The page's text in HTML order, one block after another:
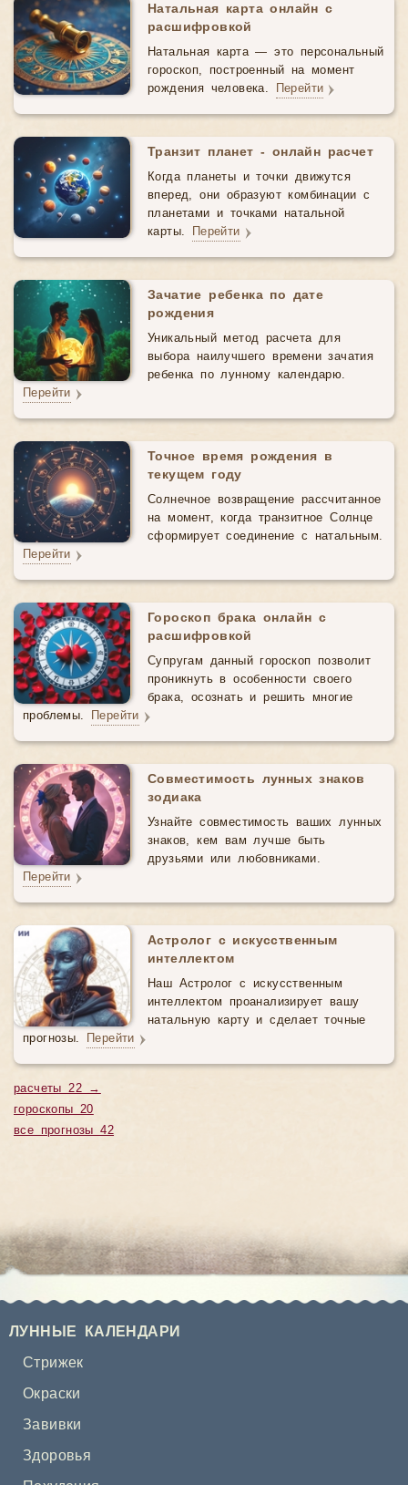
Натальная карта онлайн с
расшифровкой
Натальная карта — это персональный
гороскоп, построенный на момент
рождения человека. Перейти
Транзит планет - онлайн расчет
Когда планеты и точки движутся
вперед, они образуют комбинации с
планетами и точками натальной
карты. Перейти
Зачатие ребенка по дате
рождения
Уникальный метод расчета для
выбора наилучшего времени зачатия
ребенка по лунному календарю.
Перейти
Точное время рождения в
текущем году
Солнечное возвращение рассчитанное
на момент, когда транзитное Солнце
сформирует соединение с натальным.
Перейти
Гороскоп брака онлайн с
расшифровкой
Супругам данный гороскоп позволит
проникнуть в особенности своего
брака, осознать и решить многие
проблемы. Перейти
Совместимость лунных знаков
зодиака
Узнайте совместимость ваших лунных
знаков, кем вам лучше быть
друзьями или любовниками.
Перейти
Астролог с искусственным
интеллектом
Наш Астролог с искусственным
интеллектом проанализирует вашу
натальную карту и сделает точные
прогнозы. Перейти
расчеты 22 →
гороскопы 20
все прогнозы 42
ЛУННЫЕ КАЛЕНДАРИ
Стрижек
Окраски
Завивки
Здоровья